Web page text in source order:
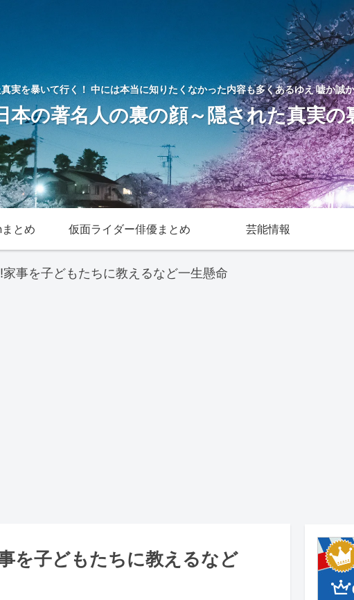
実を暴いて行く！ 中には本当に知りたくなかった内容も多くあるゆえ 嘘か誠
本の著名人の裏の顔～隠された真実の
とめ 仮面ライダー俳優まとめ 芸能情報
事を子どもたちに教えるなど一生懸命
を子どもたちに教えるなど